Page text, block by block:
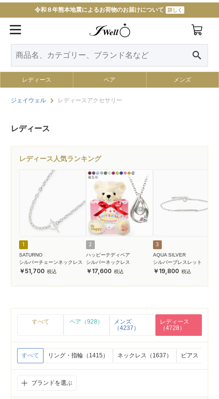
令和８年熊本地震によるお荷物のお届けについて 詳しく
search
レディース ペア メンズ
ジェイウェル レディースアクセサリー
レディース
レディース人気ランキング
1
SATURNO
シルバーチェーンネックレス
51,700
2
ハッピーテディベア
シルバーネックレス
17,600
3
AQUA SILVER
シルバーブレスレット
19,800
すべて ペア（928）
メンズ
（4237）
レディース
（4728）
すべて リング・指輪（1415） ネックレス（1637） ピアス（942
ブランドを選ぶ